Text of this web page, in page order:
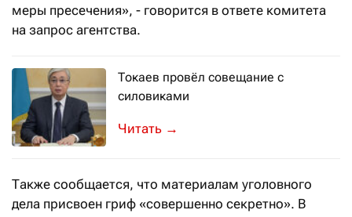
меры пресечения», - говорится в ответе комитета
на запрос агентства.
Токаев провёл совещание с
силовиками
Глава государства поручил
→
Также сообщается, что материалам уголовного
дела присвоен гриф «совершенно секретно». В